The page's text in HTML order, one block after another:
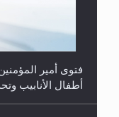
فتوى أمير
أطفال الأنابيب